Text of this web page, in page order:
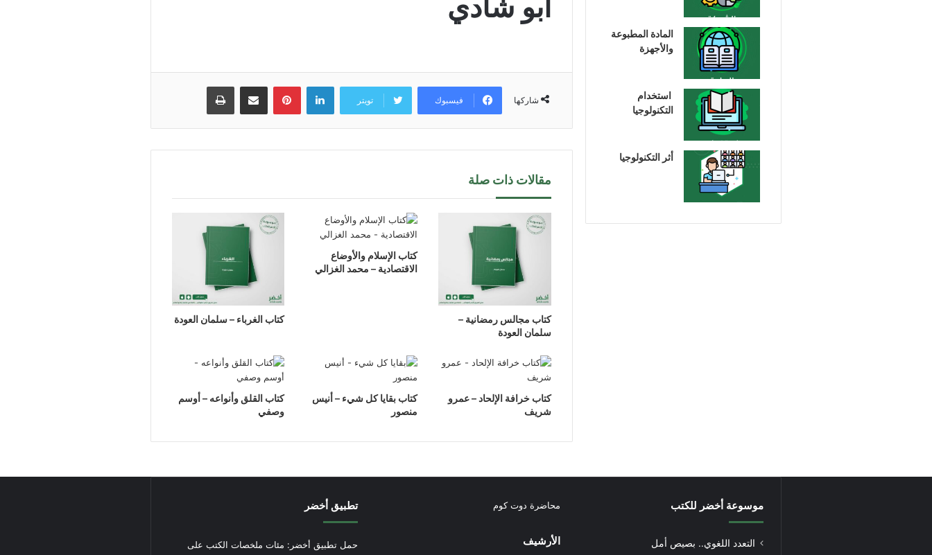
أبو شادي
شاركها فيسبوك تويتر
لينكدإن بينتيريستمشاركة عبر البريد طباعة
مقالات ذات صلة
كتاب مجالس رمضانية –
سلمان العودة
كتاب الإسلام والأوضاع
الاقتصادية – محمد الغزالي
كتاب الغرباء – سلمان العودة
كتاب خرافة الإلحاد – عمرو
شريف
كتاب بقايا كل شيء – أنيس
منصور
كتاب القلق وأنواعه – أوسم
وصفي
المادة المطبوعة
والأجهزة
استخدام
التكنولوجيا
أثر التكنولوجيا
موسوعة أخضر للكتب
التعدد اللغوي.. بصيص أمل
محاضرة دوت كوم
الأرشيف
تطبيق أخضر
حمل تطبيق أخضر: مئات ملخصات الكتب على